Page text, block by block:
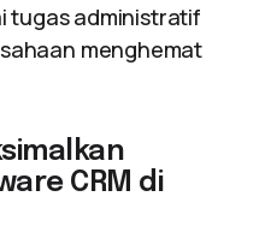
tugas administratif
menghemat
CRM di